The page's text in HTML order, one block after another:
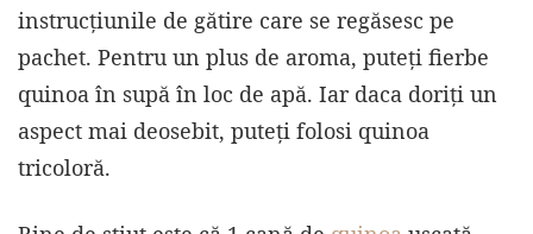
instrucțiunile de gătire care se regăsesc pe
pachet. Pentru un plus de aroma, puteți fierbe
quinoa în supă în loc de apă. Iar daca doriți un
aspect mai deosebit, puteți folosi quinoa
tricoloră.